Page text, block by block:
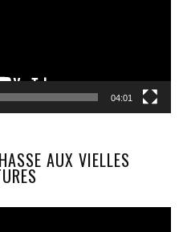
04:01
AUX VIELLES